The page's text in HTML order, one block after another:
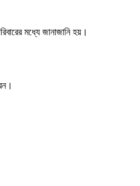
মধ্যে জানাজানি হয়।